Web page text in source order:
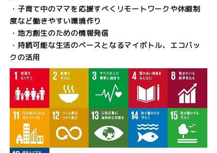
・子育て中のママを応援すべくリモートワークや休暇制
度など働きやすい環境作り
・地方創生のための情報発信
・持続可能な生活のベースとなるマイボトル、エコバッ
クの活用